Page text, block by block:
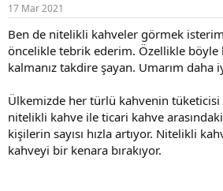
Honduras Cafe Colopeca
Guetemala Fedecogagua
El Salvador Coex Queta
Uganda Bugisu
Brezilya Cerrado
Meksika Extra Prime
Endonezya Sumatra Mandheling G1
Kostarika Tarrazu
Kolombiya Supremo
Kolombiya Women's Harbest
:
17 Mar 2021
Ben de nitelikli kahveler görmek
öncelikle tebrik ederim. Özellikle
kalmanız takdire şayan. Umarım daha
Ülkemizde her türlü kahvenin tüketicisi
nitelikli kahve ile ticari kahve
kişilerin sayısı hızla artıyor. Nitelikli
kahveyi bir kenara bırakıyor.